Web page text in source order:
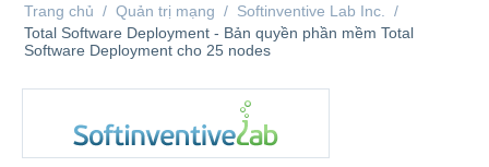
Trang chủ / Quản trị mạng / Softinventive Lab Inc.
/
Total Software Deployment - Bản quyền phần mềm Total
Software Deployment cho 25 nodes